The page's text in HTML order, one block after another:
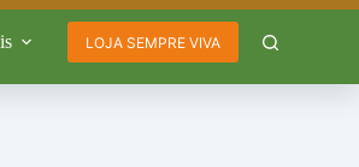
LOJA SEMPRE VIVA